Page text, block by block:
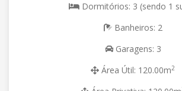
Dormitórios: 3 (sendo 1
Banheiros: 2
Garagens: 3
Área Útil: 120.00m2